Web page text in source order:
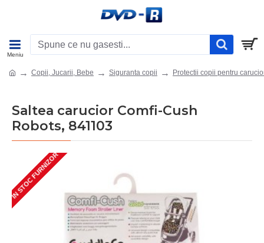
Copii, Jucarii, Bebe Siguranta copii Protectii copii pentru
Saltea carucior Comfi-Cush
Robots, 841103
IN STOC FURNIZOR